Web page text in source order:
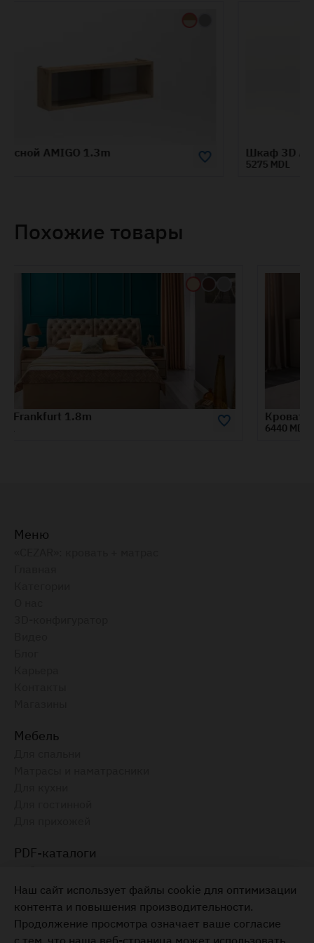
Шкаф 3D AMIGO
Похожие товары
Кровать CORAL 1,6м
Меню
Мебель
PDF-каталоги
Электронный каталог, август 2025
Мебель для вашего дома
+373 22 855-333
Наш сайт использует файлы cookie для оптимизации
контента и повышения производительности.
Продолжение просмотра означает ваше согласие
с тем, что наша веб-страница может использовать